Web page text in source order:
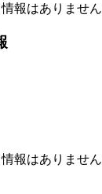
報はありません
報はありません